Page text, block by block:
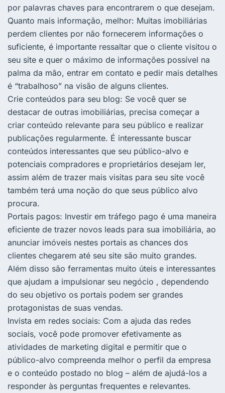
por palavras chaves para encontrarem o que desejam.
Quanto mais informação, melhor: Muitas imobiliárias
perdem clientes por não fornecerem informações o
suficiente, é importante ressaltar que o cliente visitou o
seu site e quer o máximo de informações possível na
palma da mão, entrar em contato e pedir mais detalhes
é “trabalhoso” na visão de alguns clientes.
Crie conteúdos para seu blog: Se você quer se
destacar de outras imobiliárias, precisa começar a
criar conteúdo relevante para seu público e realizar
publicações regularmente. É interessante buscar
conteúdos interessantes que seu público-alvo e
potenciais compradores e proprietários desejam ler,
assim além de trazer mais visitas para seu site você
também terá uma noção do que seus público alvo
procura.
Portais pagos: Investir em tráfego pago é uma maneira
eficiente de trazer novos leads para sua imobiliária, ao
anunciar imóveis nestes portais as chances dos
clientes chegarem até seu site são muito grandes.
Além disso são ferramentas muito úteis e interessantes
que ajudam a impulsionar seu negócio , dependendo
do seu objetivo os portais podem ser grandes
protagonistas de suas vendas.
Invista em redes sociais: Com a ajuda das redes
sociais, você pode promover efetivamente as
atividades de marketing digital e permitir que o
público-alvo compreenda melhor o perfil da empresa
e o conteúdo postado no blog – além de ajudá-los a
responder às perguntas frequentes e relevantes.